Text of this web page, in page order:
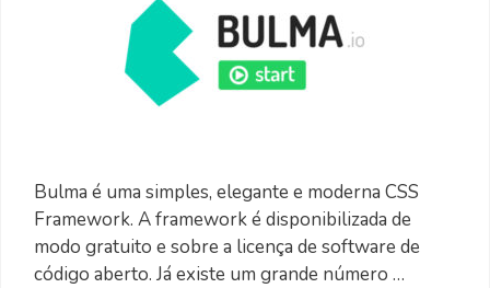
Bulma é uma simples, elegante e moderna CSS
Framework. A framework é disponibilizada de
modo gratuito e sobre a licença de software de
código aberto. Já existe um grande número …